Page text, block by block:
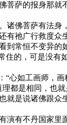
萨的报身那就
佛菩萨有法身
祂广行救度
常恒不变异的
的，可是没有
如工画师，
都是相同，也
是说诸佛跟众
有不丹国家里